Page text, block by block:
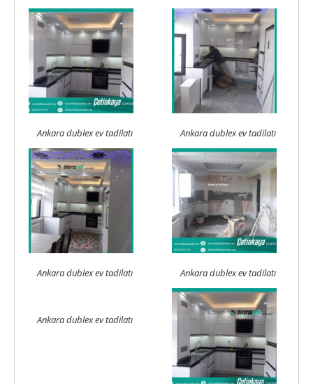
Ankara dublex ev tadilatı Ankara dublex ev tadilatı
Ankara dublex ev tadilatı Ankara dublex ev tadilatı
Ankara dublex ev tadilatı